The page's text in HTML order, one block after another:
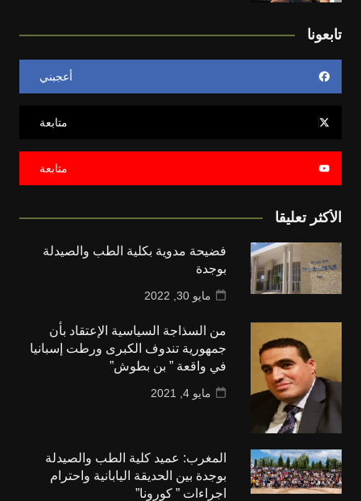
تابعونا
أعجبني
متابعة
متابعة
الأكثر تعليقا
فضيحة مدوية بكلية الطب والصيدلة
بوجدة
مايو 30, 2022
من السذاجة السياسية الإعتقاد بأن
جمهورية تندوف الكبرى ورطت إسبانيا
في واقعة ” بن بطوش”
مايو 4, 2021
المغرب: عميد كلية الطب والصيدلة
بوجدة بين الحديقة اليابانية واحترام
اجراءات ” كورونا”